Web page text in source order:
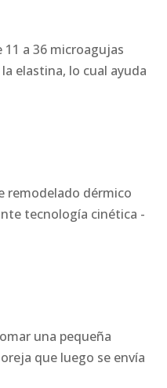
a 36 microagujas
elastina, lo cual ayuda
remodelado dérmico
tecnología cinética -
una pequeña
que luego se envía